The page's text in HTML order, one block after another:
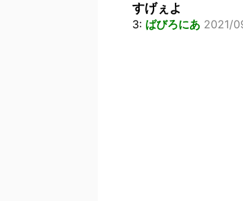
すげぇよ
3: ばびろにあ 2021/